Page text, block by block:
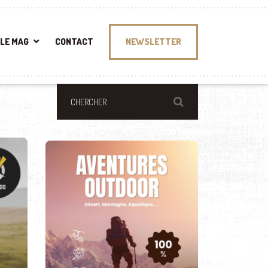
LE MAG CONTACT NEWSLETTER